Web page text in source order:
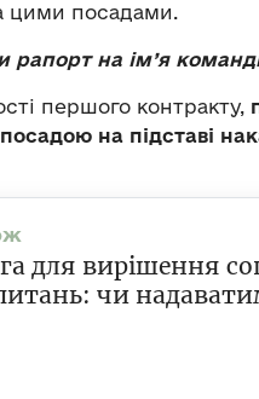
цими посадами.
рапорт на ім’я
першого контракту,
на підставі
для вирішення
чи